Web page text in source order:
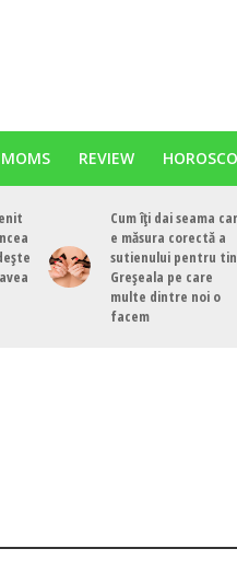
MOMS REVIEW
Cum îți dai seama
e măsura corectă a
sutienului pentru
Greșeala pe care
multe dintre noi o
facem